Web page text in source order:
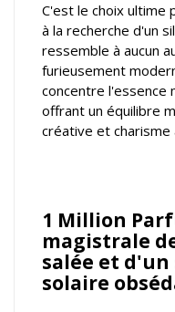
C'est le choix ultime
à la recherche d'un
ressemble à aucun
furieusement
concentre l'essence
offrant un équilibre
créative et charisme
1 Million
magistrale
salée et
solaire